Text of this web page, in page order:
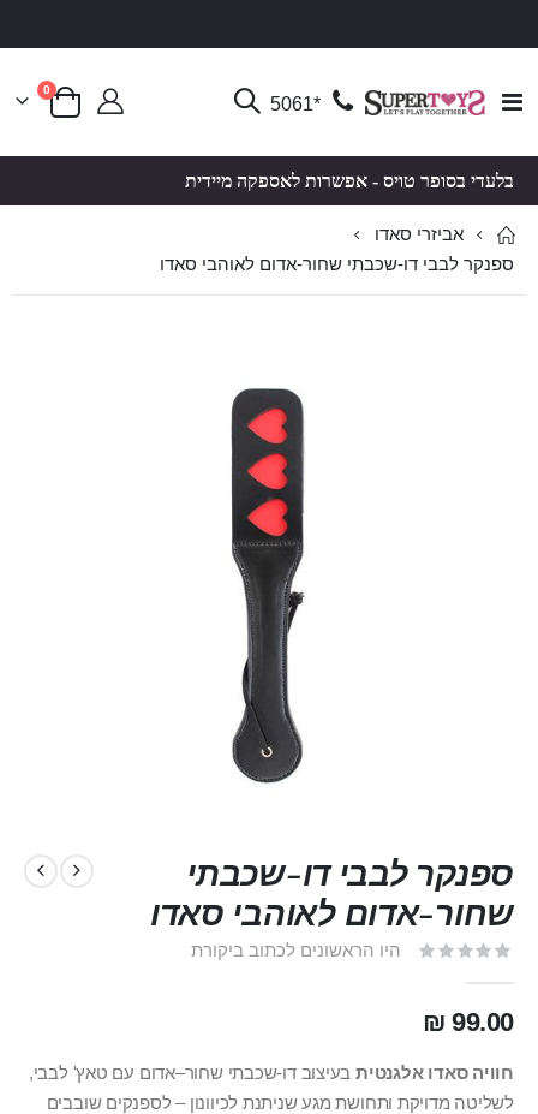
Toggle
*5061 סל קניות
0פריטים
בלעדי בסופר טויס - אפשרות לאספקה מיידית
אביזרי סאדו
ספנקר לבבי דו-שכבתי שחור-אדום לאוהבי סאדו
ספנקר לבבי דו-שכבתי
שחור-אדום לאוהבי סאדו
היו הראשונים לכתוב ביקורת
99.00 ₪
חוויה סאדו אלגנטית בעיצוב דו-שכבתי שחור–אדום עם טאץ' לבבי,
לשליטה מדויקת ותחושת מגע שניתנת לכיוונון – לספנקים שובבים